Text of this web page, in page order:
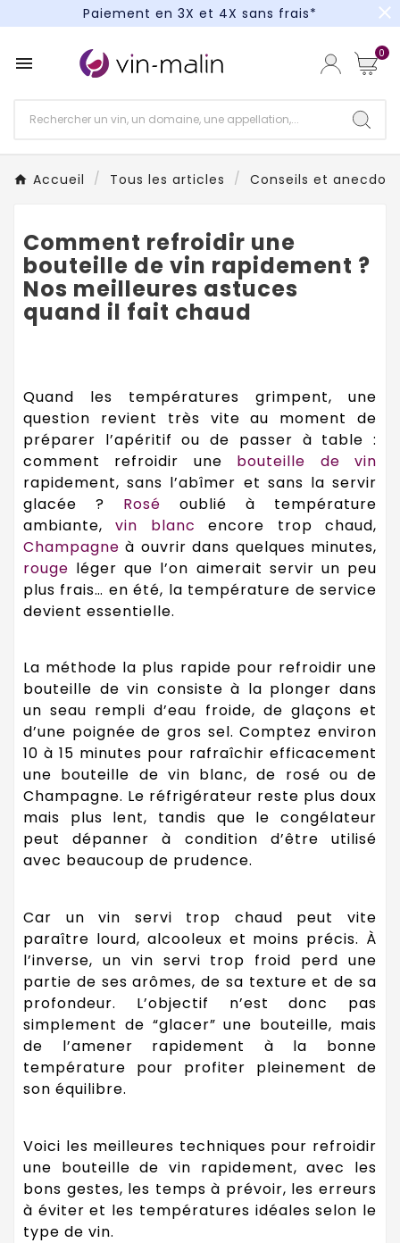
Paiement en 3X et 4X sans frais*
Paiement en 3X et 4X sans frais*
close
 0
Accueil Tous les articles Conseils et
Comment refroidir une
bouteille de vin rapidement ?
Nos meilleures astuces
quand il fait chaud
Quand les températures grimpent, une
question revient très vite au moment de
préparer l’apéritif ou de passer à table :
comment refroidir une bouteille de vin
rapidement, sans l’abîmer et sans la servir
glacée ? Rosé oublié à température
ambiante,vin blanc encore trop chaud,
Champagne à ouvrir dans quelques minutes,
rouge léger que l’on aimerait servir un peu
plus frais… en été, la température de service
devient essentielle.
La méthode la plus rapide pour refroidir une
bouteille de vin consiste à la plonger dans
un seau rempli d’eau froide, de glaçons et
d’une poignée de gros sel. Comptez environ
10 à 15 minutes pour rafraîchir efficacement
une bouteille de vin blanc, de rosé ou de
Champagne. Le réfrigérateur reste plus doux
mais plus lent, tandis que le congélateur
peut dépanner à condition d’être utilisé
avec beaucoup de prudence.
Car un vin servi trop chaud peut vite
paraître lourd, alcooleux et moins précis. À
l’inverse, un vin servi trop froid perd une
partie de ses arômes, de sa texture et de sa
profondeur. L’objectif n’est donc pas
simplement de “glacer” une bouteille, mais
de l’amener rapidement à la bonne
température pour profiter pleinement de
son équilibre.
Voici les meilleures techniques pour refroidir
une bouteille de vin rapidement, avec les
bons gestes, les temps à prévoir, les erreurs
à éviter et les températures idéales selon le
type de vin.